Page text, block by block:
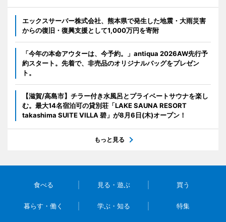
エックスサーバー株式会社、熊本県で発生した地震・大雨災害
からの復旧・復興支援として1,000万円を寄附
「今年の本命アウターは、今予約。」antiqua 2026AW先行予
約スタート。先着で、非売品のオリジナルバッグをプレゼン
ト。
【滋賀/高島市】チラー付き水風呂とプライベートサウナを楽し
む。最大14名宿泊可の貸別荘「LAKE SAUNA RESORT
takashima SUITE VILLA 碧」が8月6日(木)オープン！
もっと見る
食べる 見る・遊ぶ 買う
暮らす・働く 学ぶ・知る 特集